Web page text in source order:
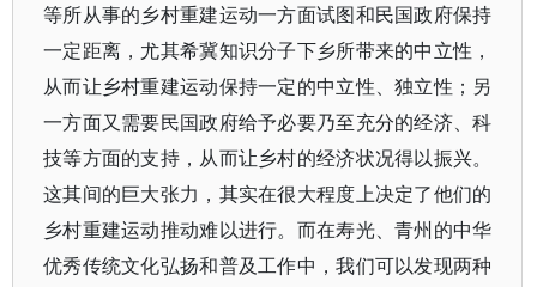
等所从事的乡村重建运动一方面试图和民国政府保持
一定距离，尤其希冀知识分子下乡所带来的中立性，
从而让乡村重建运动保持一定的中立性、独立性；另
一方面又需要民国政府给予必要乃至充分的经济、科
技等方面的支持，从而让乡村的经济状况得以振兴。
这其间的巨大张力，其实在很大程度上决定了他们的
乡村重建运动推动难以进行。而在寿光、青州的中华
优秀传统文化弘扬和普及工作中，我们可以发现两种